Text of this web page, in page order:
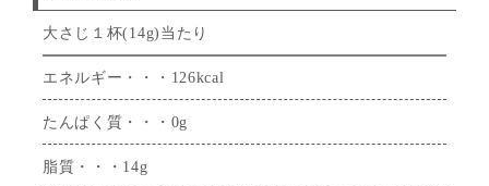
大さじ１杯(14g)当たり
エネルギー・・・126kcal
たんぱく質・・・0g
脂質・・・14g